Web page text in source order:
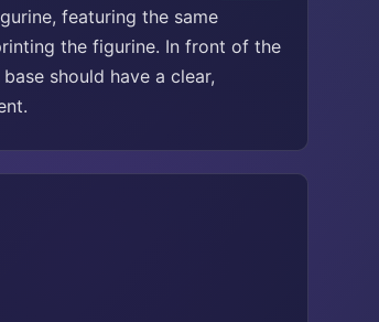
featuring the same
the figurine. In front of the
should have a clear,